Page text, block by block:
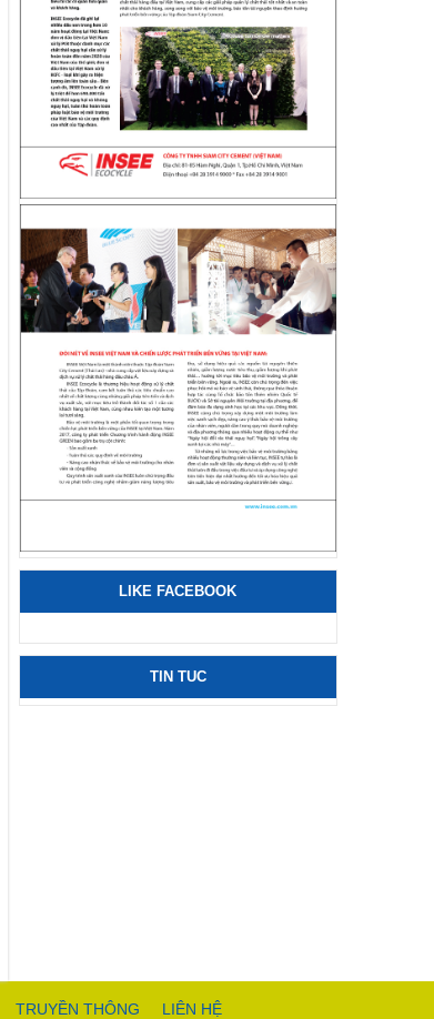
LIKE FACEBOOK
TIN TUC
TRUYỀN THÔNG LIÊN HỆ